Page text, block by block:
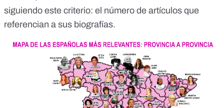
siguiendo este criterio: el número de artículos que
referencian a sus biografías.